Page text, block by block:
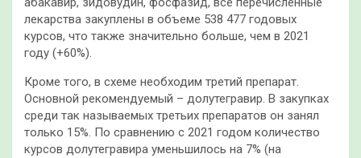
лекарства закуплены в объеме 538 477 годовых
курсов, что также значительно больше, чем в 2021
году (+60%).
Кроме того, в схеме необходим третий препарат.
Основной рекомендуемый – долутегравир. В закупках
среди так называемых третьих препаратов он занял
только 15%. По сравнению с 2021 годом количество
курсов долутегравира уменьшилось на 7% (на